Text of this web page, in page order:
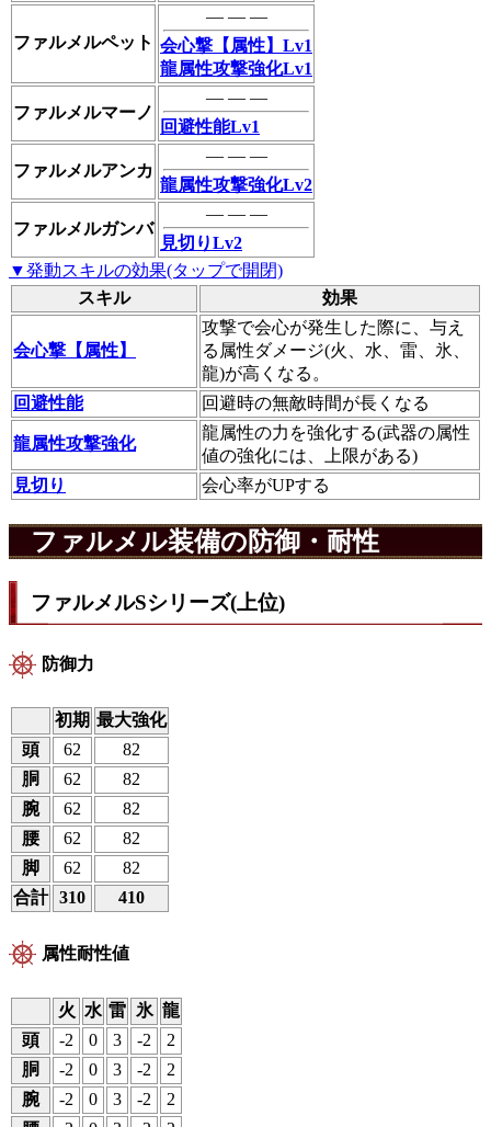
ファルメルペット
― ― ―
会心撃【属性】Lv1
龍属性攻撃強化Lv1
ファルメルマーノ
― ― ―
回避性能Lv1
ファルメルアンカ
― ― ―
龍属性攻撃強化Lv2
ファルメルガンバ
― ― ―
見切りLv2
▼発動スキルの効果(タップで開閉)
スキル
効果
会心撃【属性】
攻撃で会心が発生した際に、与え
る属性ダメージ(火、水、雷、氷、
龍)が高くなる。
回避性能
回避時の無敵時間が長くなる
龍属性攻撃強化
龍属性の力を強化する(武器の属性
値の強化には、上限がある)
見切り
会心率がUPする
ファルメル装備の防御・耐性
ファルメルSシリーズ(上位)
防御力
初期 最大強化
頭
62
82
胴
62
82
腕
62
82
腰
62
82
脚
62
82
合計 310 410
属性耐性値
火 水 雷 氷 龍
頭
-2 0 3 -2
2
胴
-2 0 3 -2
2
腕
-2 0 3 -2
2